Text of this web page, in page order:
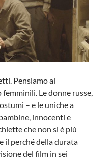
Pensiamo al
Le donne russe,
– e le uniche a
innocenti e
che non si è più
il perché della durata
del film in sei